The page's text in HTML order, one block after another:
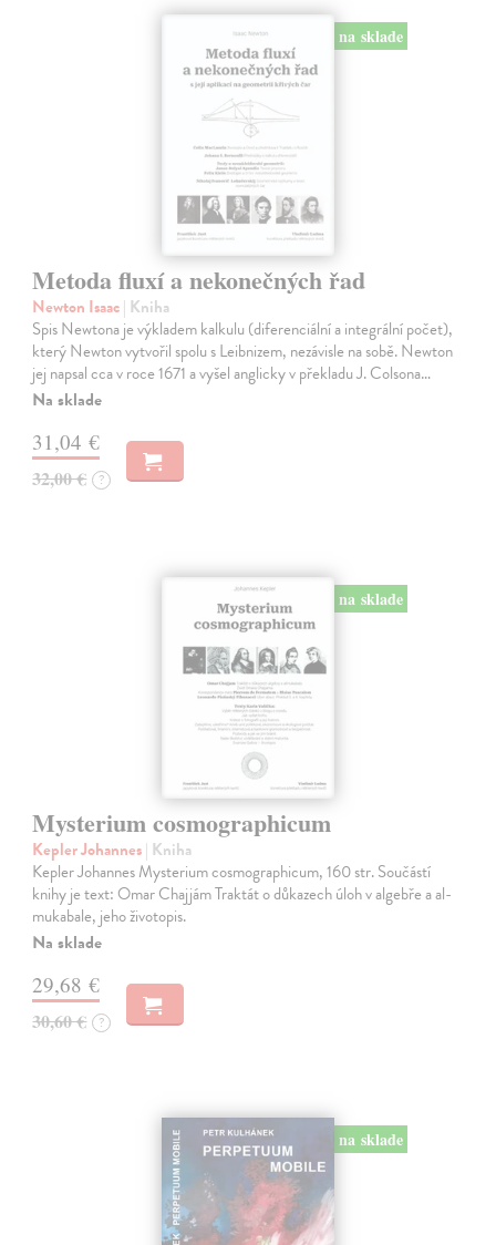
na sklade
Metoda fluxí a nekonečných řad
Newton Isaac| Kniha
Spis Newtona je výkladem kalkulu (diferenciální a integrální počet),
který Newton vytvořil spolu s Leibnizem, nezávisle na sobě. Newton
jej napsal cca v roce 1671 a vyšel anglicky v překladu J. Colsona…
Na sklade
31,04 €
32,00 € ?
na sklade
Mysterium cosmographicum
Kepler Johannes| Kniha
Kepler Johannes Mysterium cosmographicum, 160 str. Součástí
knihy je text: Omar Chajjám Traktát o důkazech úloh v algebře a al-
mukabale, jeho životopis.
Na sklade
29,68 €
30,60 € ?
na sklade